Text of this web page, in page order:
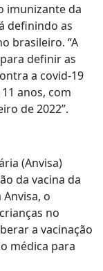
imunizante da
definindo as
brasileiro. “A
definir as
a covid-19
anos, com
de 2022”.
(Anvisa)
da vacina da
o
no
a vacinação
médica para